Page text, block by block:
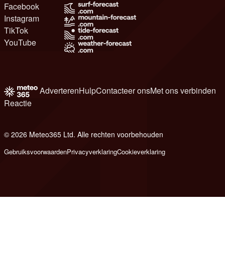
Facebook
Instagram
TikTok
YouTube
AdverterenHulpContacteer onsMet ons verbinden
Reactie
© 2026 Meteo365 Ltd. Alle rechten voorbehouden
GebruiksvoorwaardenPrivacyverklaringCookieverklaring